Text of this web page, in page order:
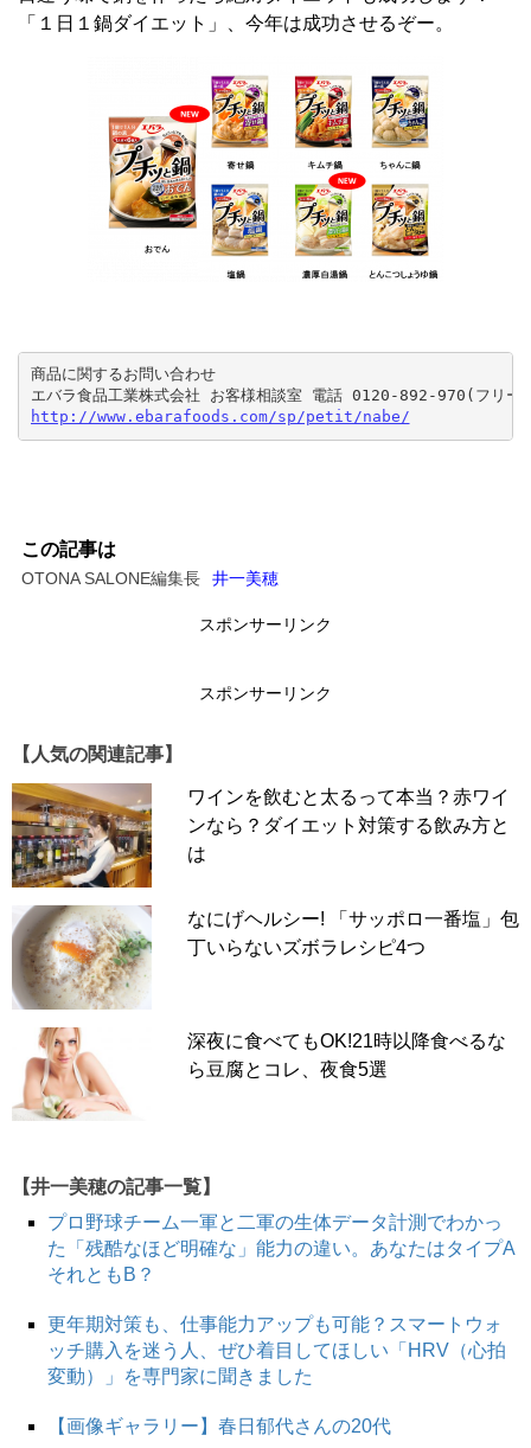
「１日１鍋ダイエット」、今年は成功させるぞー。
商品に関するお問い合わせ
http://www.ebarafoods.com/sp/petit/nabe/
この記事は
OTONA SALONE編集長 井一美穂
スポンサーリンク
スポンサーリンク
【人気の関連記事】
ワインを飲むと太るって本当？赤ワイ
ンなら？ダイエット対策する飲み方と
は
なにげヘルシー! 「サッポロ一番塩」包
丁いらないズボラレシピ4つ
深夜に食べてもOK!21時以降食べるな
ら豆腐とコレ、夜食5選
【井一美穂の記事一覧】
プロ野球チーム一軍と二軍の生体データ計測でわかっ
た「残酷なほど明確な」能力の違い。あなたはタイプA
それともB？
更年期対策も、仕事能力アップも可能？スマートウォ
ッチ購入を迷う人、ぜひ着目してほしい「HRV（心拍
変動）」を専門家に聞きました
【画像ギャラリー】春日郁代さんの20代